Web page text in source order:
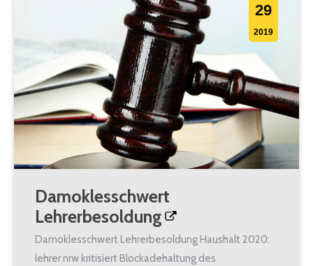
29
2019
Damoklesschwert
Lehrerbesoldung
Damoklesschwert Lehrerbesoldung Haushalt 2020:
lehrer nrw kritisiert Blockadehaltung des